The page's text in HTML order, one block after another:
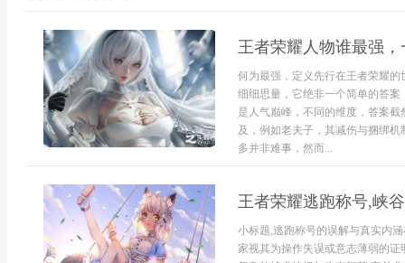
王者荣耀人物谁最强
何为最强，定义先行在王者荣耀
细细思量，它绝非一个简单的答
是人气巅峰，不同的维度，答案
及，例如老夫子，其减伤与捆绑
多并非难事，然而...
王者荣耀逃跑称号,峡
小标题,逃跑称号的误解与真实内
家视其为操作失误或意志薄弱的